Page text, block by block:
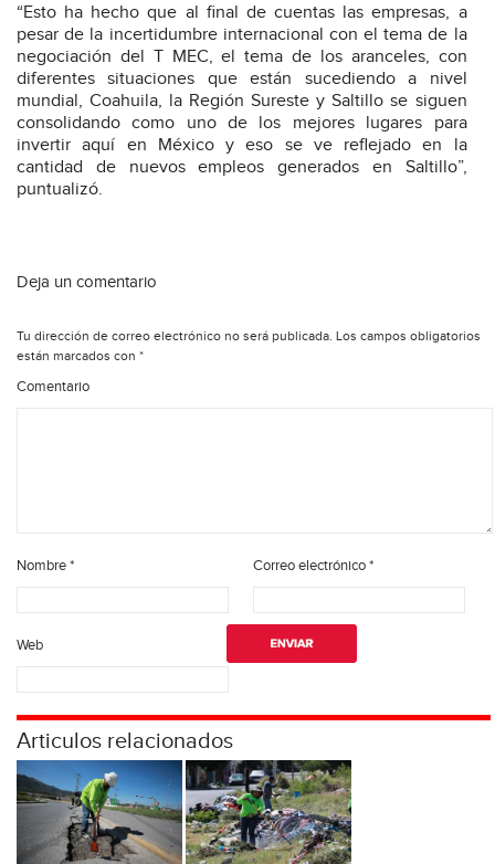
“Esto ha hecho que al final de cuentas las empresas, a
pesar de la incertidumbre internacional con el tema de la
negociación del T MEC, el tema de los aranceles, con
diferentes situaciones que están sucediendo a nivel
mundial, Coahuila, la Región Sureste y Saltillo se siguen
consolidando como uno de los mejores lugares para
invertir aquí en México y eso se ve reflejado en la
cantidad de nuevos empleos generados en Saltillo”,
puntualizó.
Deja un comentario
Tu dirección de correo electrónico no será publicada. Los campos obligatorios
están marcados con *
Comentario
Nombre* Correo electrónico*
Web
Articulos relacionados